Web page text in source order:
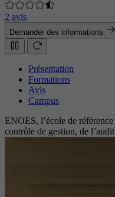
2 avis
Demander des informations
Présentation
Formations
Avis
Campus
ENOES, l’école de
contrôle de gestion, de